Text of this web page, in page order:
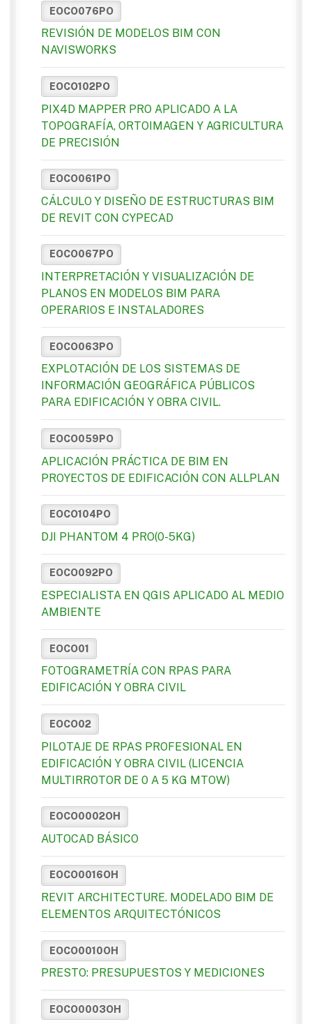
EOCO076PO
REVISIÓN DE MODELOS BIM CON
NAVISWORKS
EOCO102PO
PIX4D MAPPER PRO APLICADO A LA
TOPOGRAFÍA, ORTOIMAGEN Y AGRICULTURA
DE PRECISIÓN
EOCO061PO
CÁLCULO Y DISEÑO DE ESTRUCTURAS BIM
DE REVIT CON CYPECAD
EOCO067PO
INTERPRETACIÓN Y VISUALIZACIÓN DE
PLANOS EN MODELOS BIM PARA
OPERARIOS E INSTALADORES
EOCO063PO
EXPLOTACIÓN DE LOS SISTEMAS DE
INFORMACIÓN GEOGRÁFICA PÚBLICOS
PARA EDIFICACIÓN Y OBRA CIVIL.
EOCO059PO
APLICACIÓN PRÁCTICA DE BIM EN
PROYECTOS DE EDIFICACIÓN CON ALLPLAN
EOCO104PO
DJI PHANTOM 4 PRO(0-5KG)
EOCO092PO
ESPECIALISTA EN QGIS APLICADO AL MEDIO
AMBIENTE
EOCO01
FOTOGRAMETRÍA CON RPAS PARA
EDIFICACIÓN Y OBRA CIVIL
EOCO02
PILOTAJE DE RPAS PROFESIONAL EN
EDIFICACIÓN Y OBRA CIVIL (LICENCIA
MULTIRROTOR DE 0 A 5 KG MTOW)
EOCO0002OH
AUTOCAD BÁSICO
EOCO0016OH
REVIT ARCHITECTURE. MODELADO BIM DE
ELEMENTOS ARQUITECTÓNICOS
EOCO0010OH
PRESTO: PRESUPUESTOS Y MEDICIONES
EOCO0003OH